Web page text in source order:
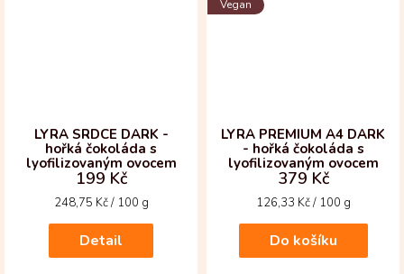
LYRA SRDCE DARK -
hořká čokoláda s
lyofilizovaným ovocem
199 Kč
Měrná
248,75 Kč / 100 g
Detail
Vegan
LYRA PREMIUM A4 DARK
- hořká čokoláda s
lyofilizovaným ovocem
379 Kč
Měrná
126,33 Kč / 100 g
Do košíku